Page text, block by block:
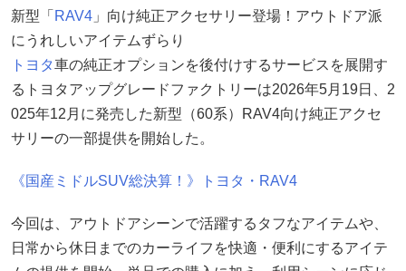
新型「 RAV4 」向け純正アクセサリー登場！アウトドア派
にうれしいアイテムずらり
トヨタ車の純正オプションを後付けするサービスを展開す
るトヨタアップグレードファクトリーは2026年5月19日、2
025年12月に発売した新型（60系）RAV4向け純正アクセ
サリーの一部提供を開始した。
《国産ミドルSUV総決算！》トヨタ・RAV4
今回は、アウトドアシーンで活躍するタフなアイテムや、
日常から休日までのカーライフを快適・便利にするアイテ